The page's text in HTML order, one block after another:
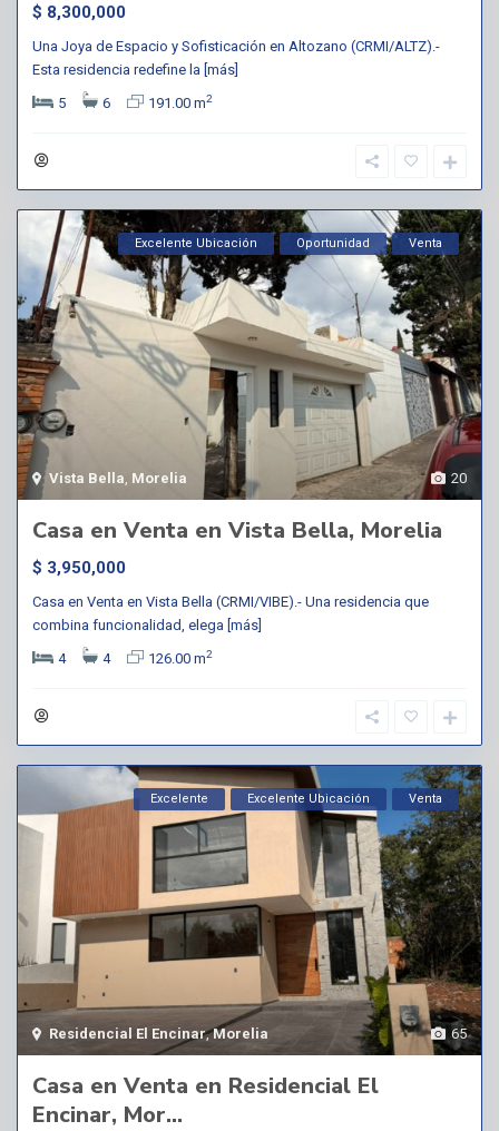
$ 8,300,000
Una Joya de Espacio y Sofisticación en Altozano (CRMI/ALTZ).-
Esta residencia redefine la [más]
5
6 191.00 m2
20
Vista Bella Morelia
Excelente Ubicación Oportunidad Venta
Casa en Venta en Vista Bella, Morelia
$ 3,950,000
Casa en Venta en Vista Bella (CRMI/VIBE).- Una residencia que
combina funcionalidad, elega [más]
4
4 126.00 m2
65
Residencial El Encinar,Morelia
Excelente Excelente Ubicación Venta
Casa en Venta en Residencial El
Encinar, Mor...